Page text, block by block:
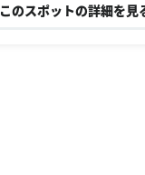
このスポットの詳細を見